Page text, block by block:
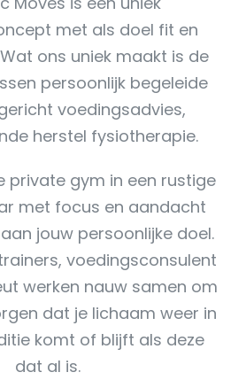
met als doel fit en
ons uniek maakt is de
persoonlijk begeleide
voedingsadvies,
herstel fysiotherapie.
private gym in een rustige
met focus en aandacht
jouw persoonlijke doel.
voedingsconsulent
werken nauw samen om
dat je lichaam weer in
komt of blijft als deze
dat al is.